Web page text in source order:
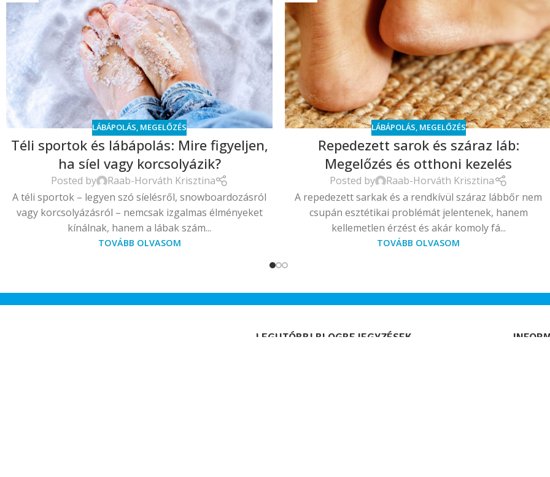
LÁBÁPOLÁS, MEGELŐZÉS
Téli sportok és lábápolás: Mire figyeljen,
ha síel vagy korcsolyázik?
Posted by
Raab-Horváth Krisztina
A téli sportok – legyen szó síelésről, snowboardozásról
vagy korcsolyázásról – nemcsak izgalmas élményeket
kínálnak, hanem a lábak szám...
TOVÁBB OLVASOM
LÁBÁPOLÁS, MEGELŐZÉS
Repedezett sarok és száraz láb:
Megelőzés és otthoni kezelés
Posted by
Raab-Horváth Krisztina
A repedezett sarkak és a rendkívül száraz lábbőr nem
csupán esztétikai problémát jelentenek, hanem
kellemetlen érzést és akár komoly fá...
TOVÁBB OLVASOM
LEGUTÓBBI BLOGBEJEGYZÉSEK